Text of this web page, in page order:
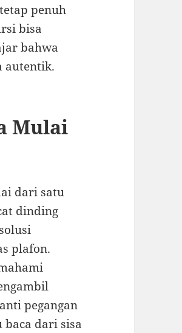
penuh
bisa
bahwa
autentik.
Mulai
dari satu
dinding
plafon.
pegangan
dari sisa